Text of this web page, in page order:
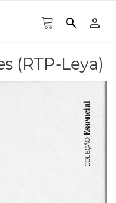
search person_outline
(RTP-Leya)